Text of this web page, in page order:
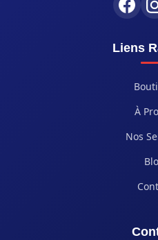
Liens
À
Nos